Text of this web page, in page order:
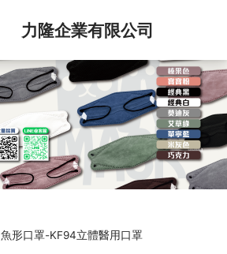
力隆企業有限公司
魚形口罩-KF94立體醫用口罩